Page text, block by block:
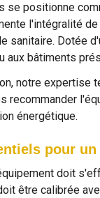
se positionne
l'intégralité
sanitaire. Dotée
aux bâtiments
notre
recommander
énergétique.
pour
doit
être calibrée